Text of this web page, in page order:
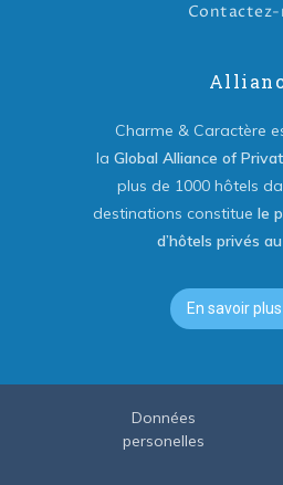
Contactez-
Charme & Caractère
la Global Alliance of
plus de 1000 hôtels
destinations constitue le
d’hôtels privés
En savoir plus
Données
personelles